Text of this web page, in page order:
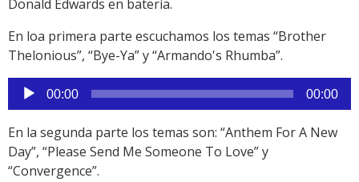
Donald Edwards en batería.
En loa primera parte escuchamos los temas “Brother
Thelonious”, “Bye-Ya” y “Armando's Rhumba”.
Reproductor
de
audio
00:00 00:00
En la segunda parte los temas son: “Anthem For A New
Day”, “Please Send Me Someone To Love” y
“Convergence”.